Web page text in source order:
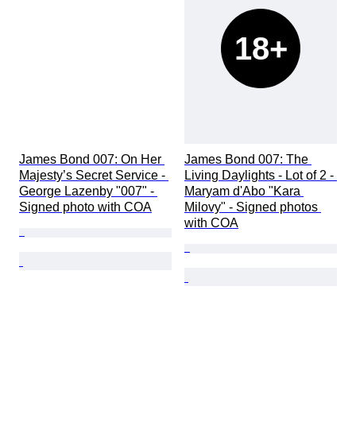
James Bond 007: On Her
Majesty’s Secret Service -
George Lazenby "007" -
Signed photo with COA
18+
James Bond 007: The
Living Daylights - Lot of 2 -
Maryam d'Abo "Kara
Milovy" - Signed photos
with COA